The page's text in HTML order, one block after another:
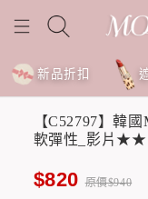
新品折扣
【C52797】韓
軟彈性_影片★★
$820 原價$940